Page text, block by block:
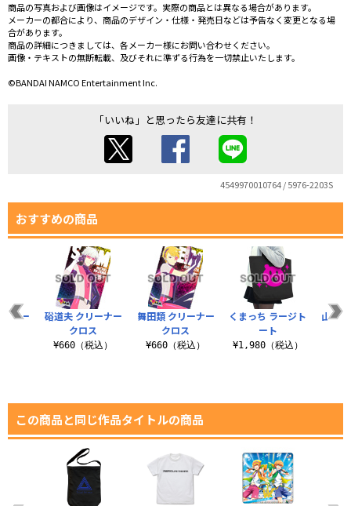
商品の写真および画像はイメージです。実際の商品とは異なる場合があります。
メーカーの都合により、商品のデザイン・仕様・発売日などは予告なく変更となる場
合があります。
商品の詳細につきましては、各メーカー様にお問い合わせください。
画像・テキストの無断転載、及びそれに準ずる行為を一切禁止いたします。
©BANDAI NAMCO Entertainment Inc.
「いいね」と思ったら友達に共有！
4549970010764 / 5976-2203S
おすすめの商品
舞田類 クリーナー
クロス
¥660（税込）
くまっち ラージト
ート
¥1,980（税込）
山下
トー
硲道夫 クリーナー
クロス
¥660（税込）
この商品と同じ作品タイトルの商品